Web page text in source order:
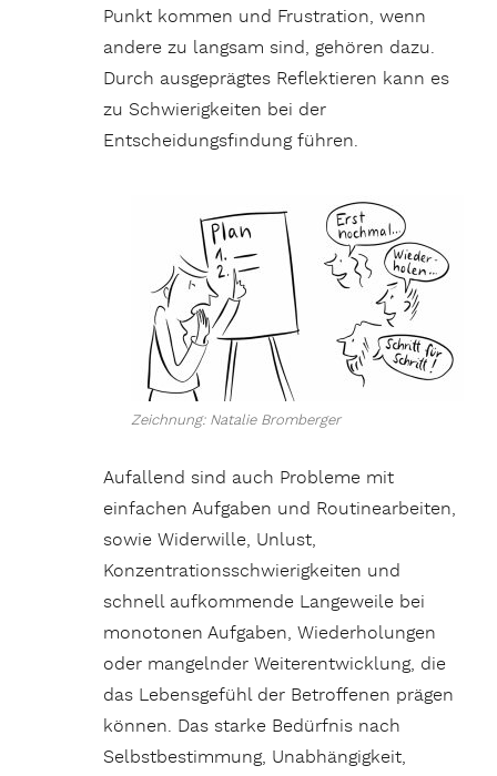
Punkt kommen und Frustration, wenn
andere zu langsam sind, gehören dazu.
Durch ausgeprägtes Reflektieren kann es
zu Schwierigkeiten bei der
Entscheidungsfindung führen.
Zeichnung: Natalie Bromberger
Aufallend sind auch Probleme mit
einfachen Aufgaben und Routinearbeiten,
sowie Widerwille, Unlust,
Konzentrationsschwierigkeiten und
schnell aufkommende Langeweile bei
monotonen Aufgaben, Wiederholungen
oder mangelnder Weiterentwicklung, die
das Lebensgefühl der Betroffenen prägen
können. Das starke Bedürfnis nach
Selbstbestimmung, Unabhängigkeit,